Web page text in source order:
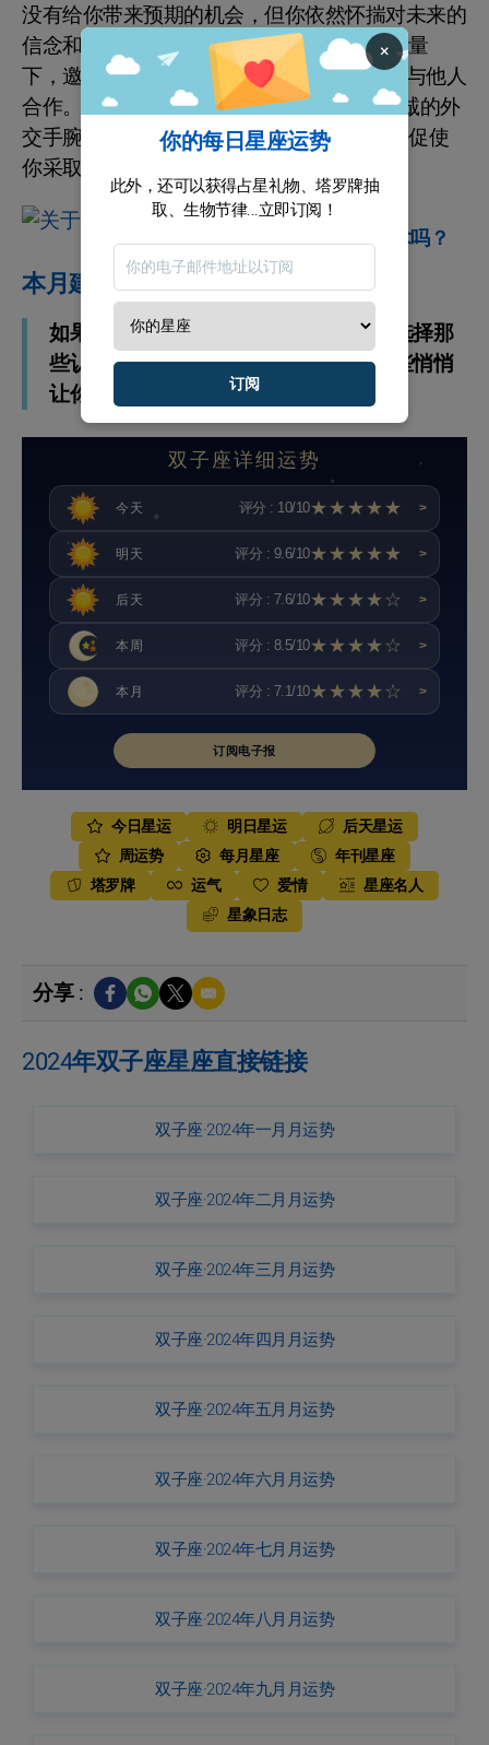
没有给你带来预期的机会，但你依然怀揣对未来的
信念和自信前行。直到21号，在天蝎座的能量
下，邀请你保持专注、顽强，之后你会愿意与他人
合作。从2号到30号，水星需要你展现最真诚的外
交手腕，抓紧机会！从19号开始，冥王星将促使
你采取行动以进步。
十二生肖
你了解中国占星术吗？
本月建议
如果你希望所遇到的机会能夠持久，就选择那
些认真和务实的机会。这样可以避免那些悄悄
让你疲倦的挫折。
双子座详细运势
今天 评分 : 10/10★★★★★ >
明天 评分 : 9.6/10★★★★★ >
后天 评分 : 7.6/10★★★★☆ >
本周 评分 : 8.5/10★★★★☆ >
本月 评分 : 7.1/10★★★★☆ >
订阅电子报
今日星运 明日星运
后天星运
周运势
每月星座
年刊星座
塔罗牌
运气 爱情
星座名人
星象日志
分享 :
2024年双子座星座直接链接
双子座·2024年一月月运势
双子座·2024年二月月运势
双子座·2024年三月月运势
双子座·2024年四月月运势
双子座·2024年五月月运势
双子座·2024年六月月运势
双子座·2024年七月月运势
双子座·2024年八月月运势
双子座·2024年九月月运势
×
你的每日星座运势
此外，还可以获得占星礼物、塔罗牌抽
取、生物节律...立即订阅！
订阅